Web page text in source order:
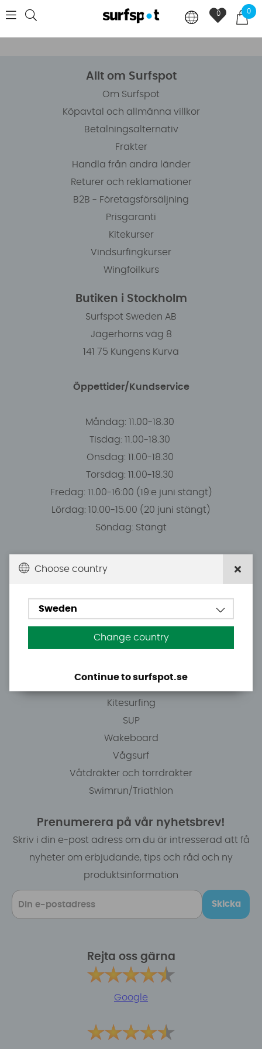
0
0
Allt om Surfspot
Om Surfspot
Köpavtal och allmänna villkor
Betalningsalternativ
Frakter
Handla från andra länder
Returer och reklamationer
B2B - Företagsförsäljning
Prisgaranti
Kitekurser
Vindsurfingkurser
Wingfoilkurs
Butiken i Stockholm
Surfspot Sweden AB
Jägerhorns väg 8
141 75 Kungens Kurva
Öppettider/Kundservice
Måndag: 11.00-18.30
Tisdag: 11.00-18.30
Onsdag: 11.00-18.30
Torsdag: 11.00-18.30
Fredag: 11.00-16:00 (19:e juni stängt)
Lördag: 10.00-15.00 (20 juni stängt)
Söndag: Stängt
Du kan hämta ordrar efter överenskommelse från
E-post: info@surfspot.se
Kitesurfing
SUP
Wakeboard
Vågsurf
Våtdräkter och torrdräkter
Swimrun/Triathlon
Prenumerera på vår nyhetsbrev!
Skriv i din e-post adress om du är intresserad att få
nyheter om erbjudande, tips och råd och ny
produktsinformation
Skicka
Rejta oss gärna
Google
Choose country
Sweden
Change country
Continue to surfspot.se